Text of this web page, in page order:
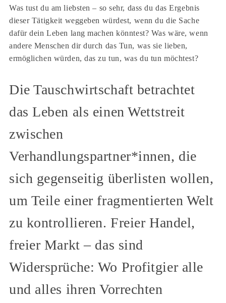
Was tust du am liebsten – so sehr, dass du das Ergebnis
dieser Tätigkeit weggeben würdest, wenn du die Sache
dafür dein Leben lang machen könntest? Was wäre, wenn
andere Menschen dir durch das Tun, was sie lieben,
ermöglichen würden, das zu tun, was du tun möchtest?
Die Tauschwirtschaft betrachtet
das Leben als einen Wettstreit
zwischen
Verhandlungspartner*innen, die
sich gegenseitig überlisten wollen,
um Teile einer fragmentierten Welt
zu kontrollieren. Freier Handel,
freier Markt – das sind
Widersprüche: Wo Profitgier alle
und alles ihren Vorrechten